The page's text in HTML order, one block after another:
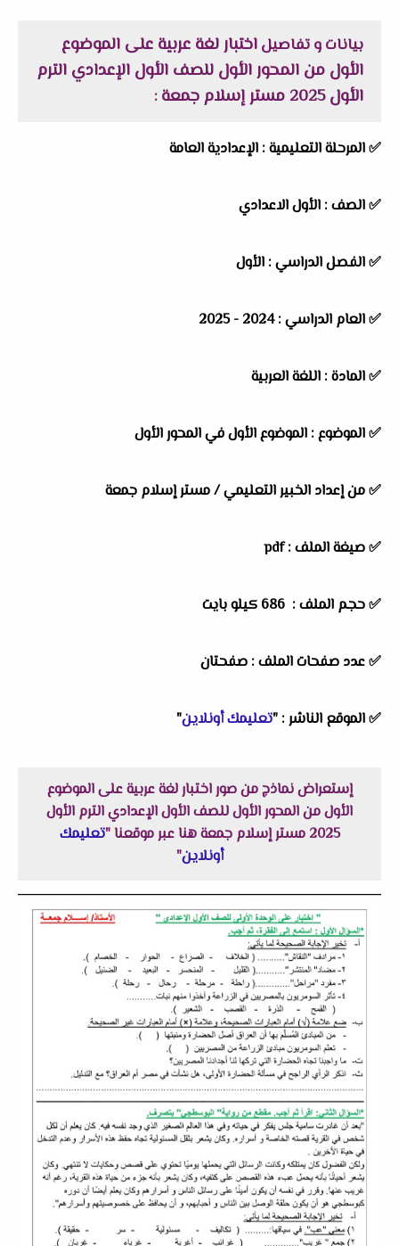
بيانات و تفاصيلاختبار لغة عربية على الموضوع
الأول من المحور الأول للصف الأول الإعدادي الترم
الأول 2025 مستر إسلام جمعة
:
✅المرحلة التعليمية : الإعدادية العامة
✅الصف : الأول الاعدادي
✅الفصل الدراسي : الأول
✅العام الدراسي :2024 - 2025
✅المادة : اللغة العربية
✅الموضوع : الموضوع الأول في المحور الأول
✅من إعداد الخبير التعليمي / مستر إسلام جمعة
✅ صيغة الملف : pdf
✅ حجم الملف : 686 كيلو بايت
✅ عدد صفحات الملف : صفحتان
✅الموقع الناشر : "تعليمك أونلاين"
إستعراض نماذج من صور اختبار لغة عربية على الموضوع
الأول من المحور الأول للصف الأول الإعدادي الترم الأول
2025 مستر إسلام جمعة هنا عبر موقعنا "
تعليمك
أونلاين"